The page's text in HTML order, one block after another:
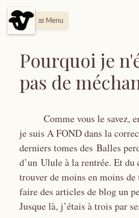
menu Menu
Pourquoi je
pas de
Comme vous le savez,
je suis A FOND dans la
derniers tomes des Balles
d’un Ulule à la rentrée. Et du
trouver de moins en moins de
faire des articles de blog un
Jusque là, j’étais à trois par